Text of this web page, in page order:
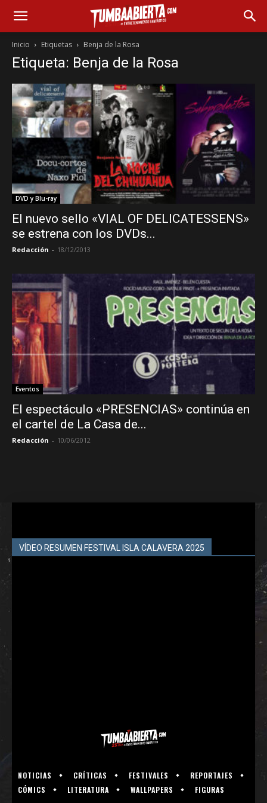
Inicio Etiquetas Benja de la Rosa
Etiqueta: Benja de la Rosa
DVD y Blu-ray
El nuevo sello «VIAL OF DELICATESSENS»
se estrena con los DVDs...
Redacción - 18/12/2013
Eventos
El espectáculo «PRESENCIAS» continúa en
el cartel de La Casa de...
Redacción - 10/06/2012
VÍDEO RESUMEN FESTIVAL ISLA CALAVERA 2025
NOTICIAS CRÍTICAS FESTIVALES
REPORTAJES
CÓMICS
LITERATURA WALLPAPERS FIGURAS